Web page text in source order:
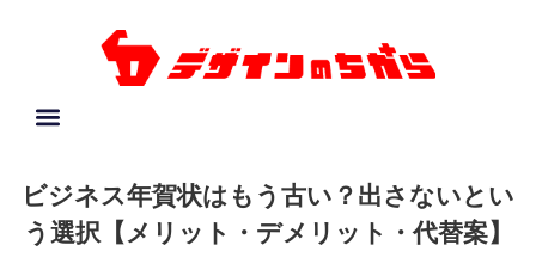
ビジネス年賀状はもう古い？出さないとい
う選択【メリット・デメリット・代替案】